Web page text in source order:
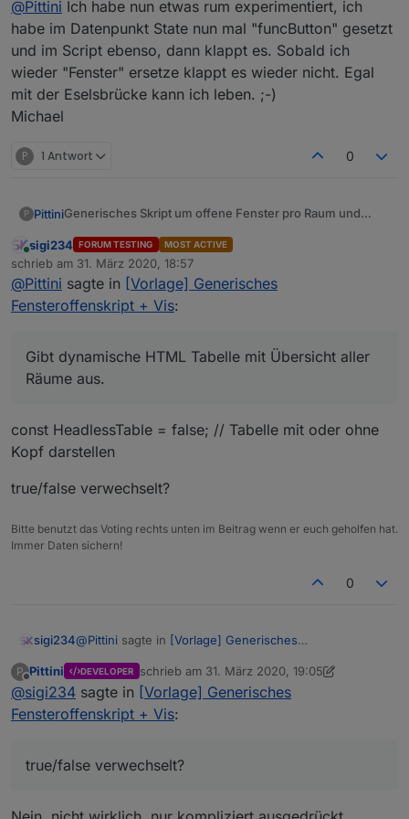
Wo kann ich ansetzen?
Wieder erst mal nach Änderung von Aufzählung JS
Adapter neustarten. Wenns nicht klappt, im Skript logging
auf true setzen und die Ausgabe hier posten.
@Pittini Ich habe nun etwas rum experimentiert, ich
habe im Datenpunkt State nun mal "funcButton" gesetzt
und im Script ebenso, dann klappt es. Sobald ich
wieder "Fenster" ersetze klappt es wieder nicht. Egal
mit der Eselsbrücke kann ich leben. ;-)
Michael
P 1 Antwort 0
P PittiniGenerisches Skript um offene Fenster pro Raum und
Berücksichtigt mehrflügelige Fenster bzw. mehrere
Fenster pro Raum und zählt diese.
Legt pro Raum zwei Datenpunkte an
(Raumfensteroffenzähler und Raumfensterstatus),
Möglichkeit eine Meldung/Ansage via
Gibt dynamische HTML Tabelle mit Übersicht aller
Genaueres in der readme beimProjekt auf Git.
Online
sigi234 FORUM TESTING MOST ACTIVE
schrieb am 31. März 2020, 18:57
zuletzt editiert von
@Pittini sagte in [Vorlage] Generisches
Fensteroffenskript + Vis:
Gibt dynamische HTML Tabelle mit Übersicht aller
Räume aus.
const HeadlessTable = false; // Tabelle mit oder ohne
Kopf darstellen
true/false verwechselt?
Bitte benutzt das Voting rechts unten im Beitrag wenn er euch geholfen hat.
Immer Daten sichern!
0
sigi234@Pittini sagte in [Vorlage] Generisches
Gibt dynamische HTML Tabelle mit Übersicht aller
Räume aus.
const HeadlessTable = false; // Tabelle mit oder ohne
true/false verwechselt?
P
Offline
Pittini DEVELOPER schrieb am 31. März 2020, 19:05
zuletzt editiert von Pittini
@sigi234 sagte in [Vorlage] Generisches
Fensteroffenskript + Vis:
true/false verwechselt?